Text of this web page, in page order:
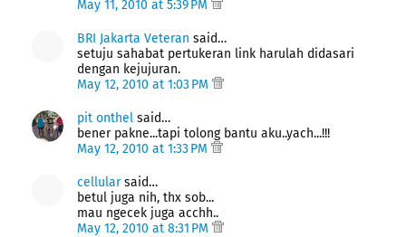
May 11, 2010 at 5:39 PM
BRI Jakarta Veteran said…
setuju sahabat pertukeran link harulah didasari
dengan kejujuran.
May 12, 2010 at 1:03 PM
pit onthel said…
bener pakne...tapi tolong bantu aku..yach...!!!
May 12, 2010 at 1:33 PM
cellularsaid…
betul juga nih, thx sob...
mau ngecek juga acchh..
May 12, 2010 at 8:31 PM